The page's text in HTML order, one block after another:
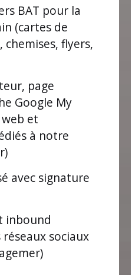
BAT pour la
(cartes de
flyers,
page
Google My
et
à notre
avec signature
inbound
sociaux